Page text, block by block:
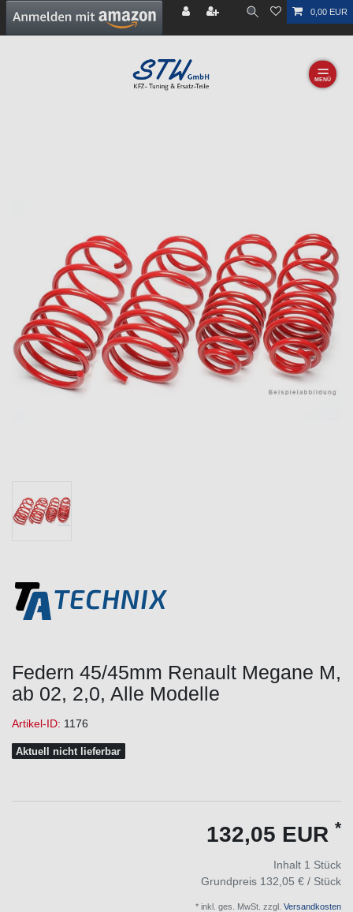
0,00 EUR
☰
Federn 45/45mm Renault Megane M,
ab 02, 2,0, Alle Modelle
Artikel-ID: 1176
Aktuell nicht lieferbar
132,05 EUR *
Inhalt 1 Stück
Grundpreis 132,05 € / Stück
* inkl. ges. MwSt. zzgl. Versandkosten